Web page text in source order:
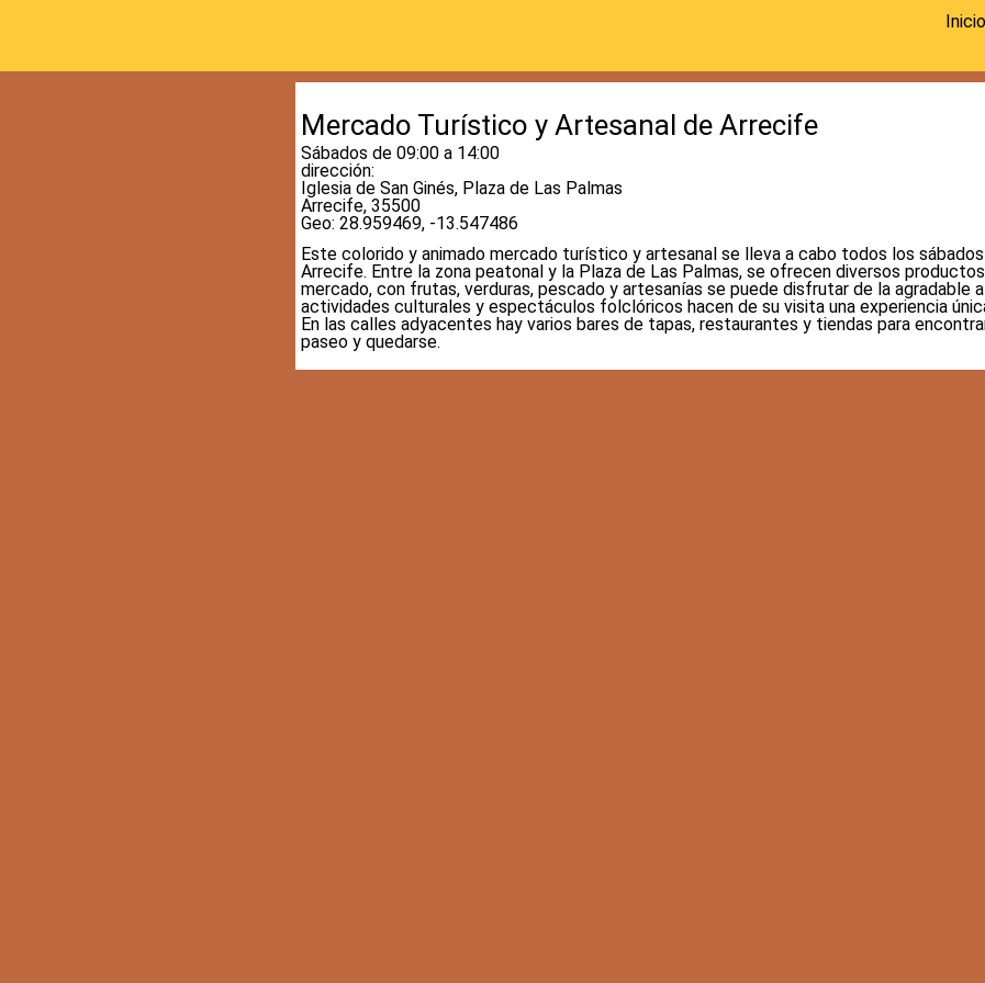
Inicio
Mercado Turístico y Artesanal de Arrecife
Sábados de 09:00 a 14:00
dirección:
Iglesia de San Ginés, Plaza de Las Palmas
Arrecife, 35500
Geo: 28.959469, -13.547486
Este colorido y animado mercado turístico y artesanal se lleva a cabo todos los
Arrecife. Entre la zona peatonal y la Plaza de Las Palmas, se ofrecen diversos
mercado, con frutas, verduras, pescado y artesanías se puede disfrutar de la agradable
actividades culturales y espectáculos folclóricos hacen de su visita una experiencia
En las calles adyacentes hay varios bares de tapas, restaurantes y tiendas para
paseo y quedarse.